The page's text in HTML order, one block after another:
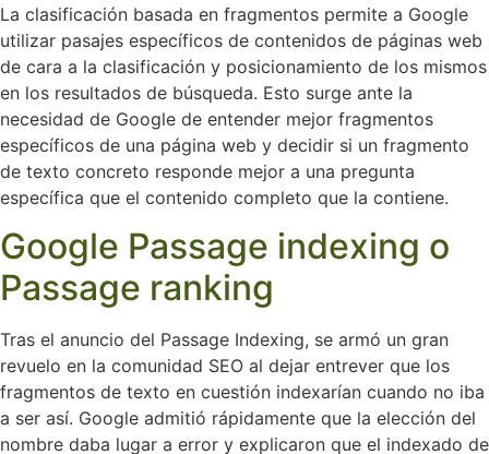
La clasificación basada en fragmentos permite a Google
utilizar pasajes específicos de contenidos de páginas web
de cara a la clasificación y posicionamiento de los mismos
en los resultados de búsqueda. Esto surge ante la
necesidad de Google de entender mejor fragmentos
específicos de una página web y decidir si un fragmento
de texto concreto responde mejor a una pregunta
específica que el contenido completo que la contiene.
Google Passage indexing o
Passage ranking
Tras el anuncio del Passage Indexing, se armó un gran
revuelo en la comunidad SEO al dejar entrever que los
fragmentos de texto en cuestión indexarían cuando no iba
a ser así. Google admitió rápidamente que la elección del
nombre daba lugar a error y explicaron que el indexado de